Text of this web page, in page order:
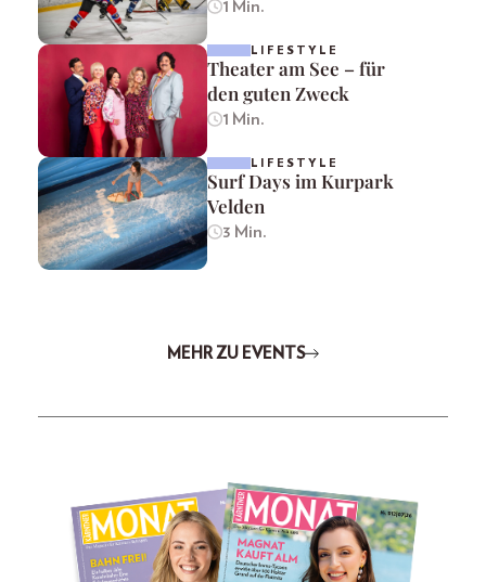
1 Min.
LIFESTYLE
Theater am See – für
den guten Zweck
1 Min.
LIFESTYLE
Surf Days im Kurpark
Velden
3 Min.
MEHR ZU EVENTS